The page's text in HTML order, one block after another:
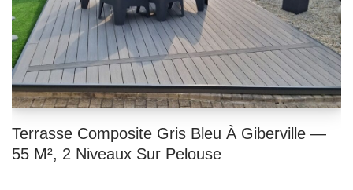
Terrasse Composite Gris Bleu À Giberville —
55 M², 2 Niveaux Sur Pelouse